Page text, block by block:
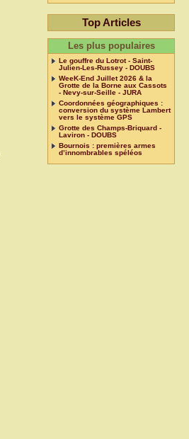
Top Articles
Les plus populaires
Le gouffre du Lotrot - Saint-
Julien-Les-Russey - DOUBS
WeeK-End Juillet 2026 & la
Grotte de la Borne aux Cassots
- Nevy-sur-Seille - JURA
Coordonnées géographiques :
conversion du système Lambert
vers le système GPS
Grotte des Champs-Briquard -
Laviron - DOUBS
Bournois : premières armes
d’innombrables spéléos